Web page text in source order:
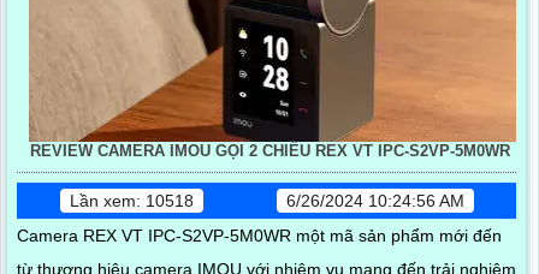
REVIEW CAMERA IMOU GỌI 2 CHIỀU REX VT IPC-S2VP-5M0WR
Lần xem: 10518
6/26/2024 10:24:56 AM
Camera REX VT IPC-S2VP-5M0WR một mã sản phẩm mới đến
từ thương hiệu camera IMOU với nhiệm vụ mang đến trải nghiệm